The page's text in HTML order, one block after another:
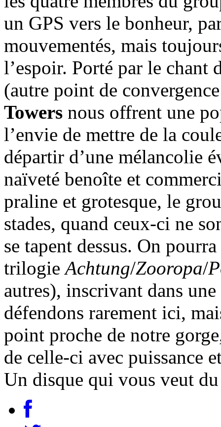
un GPS vers le bonheur,
mouvementés, mais
l’espoir. Porté par le chant
(autre point de
Towers nous offrent une
l’envie de mettre de la
départir d’une mélancolie
naïveté benoîte et
praline et grotesque, le
stades, quand ceux-ci ne
se tapent dessus. On
trilogie Achtung/Zooropa/
autres), inscrivant dans
défendons rarement ici,
point proche de notre
de celle-ci avec puissance
Un disque qui vous veut